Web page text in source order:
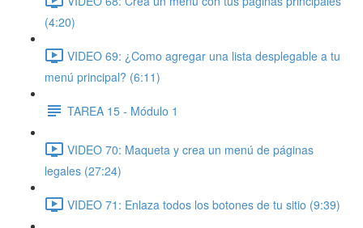
(4:20)
VIDEO 69: ¿Como agregar una lista desplegable a tu
menú principal? (6:11)
TAREA 15 - Módulo 1
VIDEO 70: Maqueta y crea un menú de páginas
legales (27:24)
VIDEO 71: Enlaza todos los botones de tu sitio (9:39)